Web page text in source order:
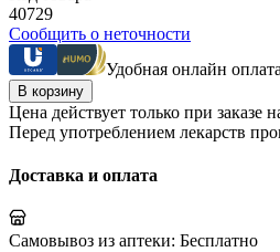
40729
Сообщить о неточности
Удобная онлайн оплата
В корзину
Цена действует только при заказе
Перед употреблением лекарств
Доставка и оплата
Самовывоз из аптеки: Бесплатно